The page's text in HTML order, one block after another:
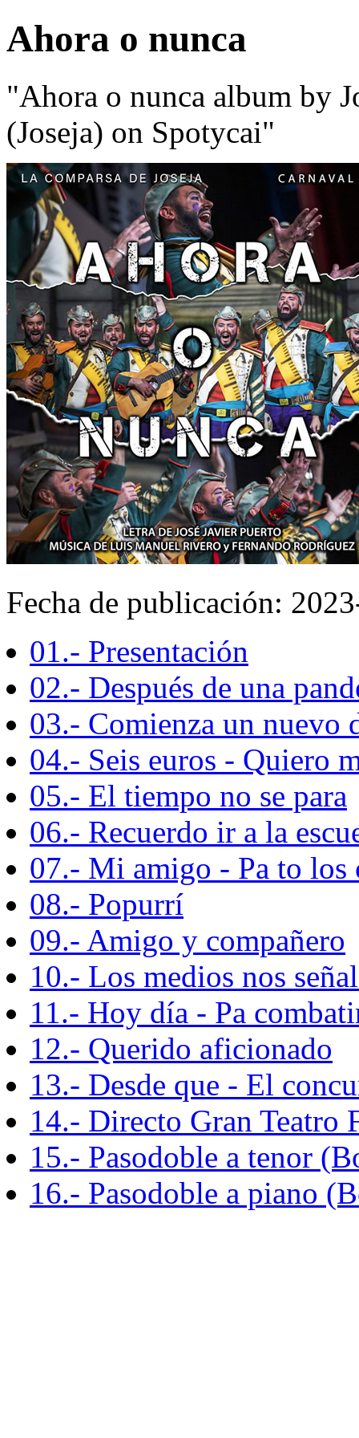
Ahora o nunca
"Ahora o nunca album by
(Joseja) on Spotycai"
Fecha de publicación:
01.- Presentación
02.- Después de una
03.- Comienza un nuevo
04.- Seis euros - Quiero
05.- El tiempo no se para
06.- Recuerdo ir a la
07.- Mi amigo - Pa to los
08.- Popurrí
09.- Amigo y compañero
10.- Los medios nos
11.- Hoy día - Pa
12.- Querido aficionado
13.- Desde que - El
14.- Directo Gran Teatro
15.- Pasodoble a tenor
16.- Pasodoble a piano